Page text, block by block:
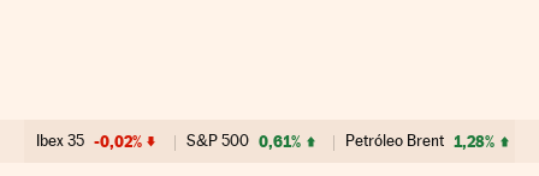
Ibex 35 -0,02% S&P 500 0,61% Petróleo Brent 1,28%